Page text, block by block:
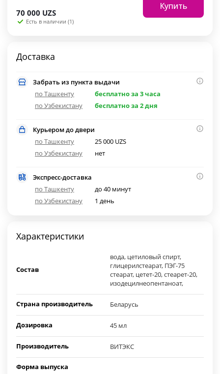
70 000 UZS
Есть в наличии (1)
Купить
Доставка
Забрать из пункта выдачи
по Ташкенту
бесплатно за 3 часа
по Узбекистану
бесплатно за 2 дня
Курьером до двери
по Ташкенту
25 000 UZS
по Узбекистану
нет
Экспресс-доставка
по Ташкенту
до 40 минут
по Узбекистану
1 день
Характеристики
Состав
вода, цетиловый спирт,
глицерилстеарат, ПЭГ-75
стеарат, цетет-20, стеарет-20,
изодецилнеопентаноат,
Страна производитель Беларусь
Дозировка 45 мл
Производитель ВИТЭКС
Форма выпуска